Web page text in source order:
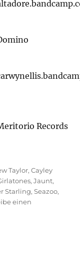
Records
Taylor,Cayley
,Jaunt,
Starling,Seazoo,
einen